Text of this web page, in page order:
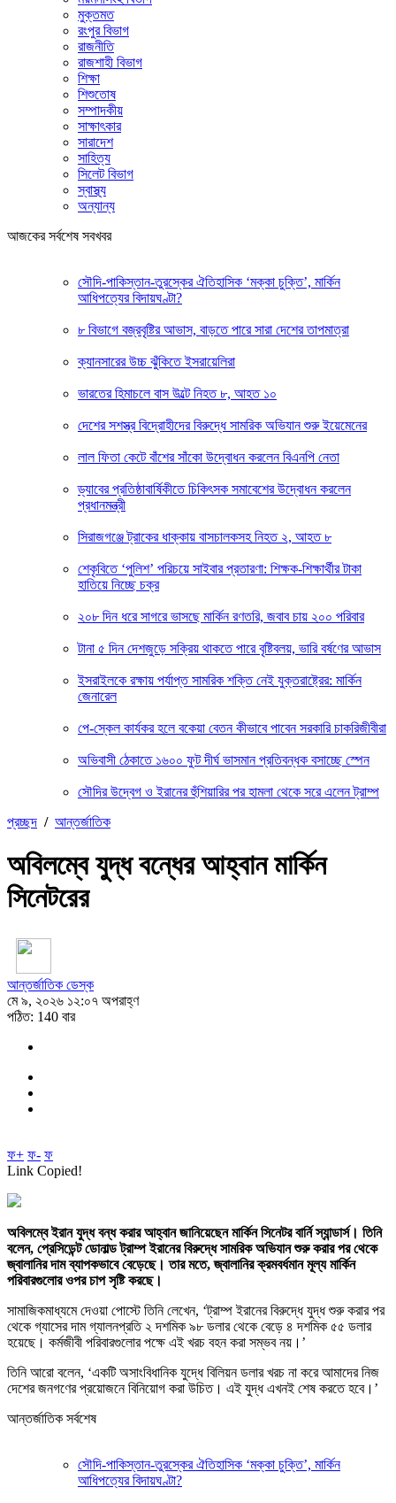
মুক্তমত
রংপুর বিভাগ
রাজনীতি
রাজশাহী বিভাগ
শিক্ষা
শিশুতোষ
সম্পাদকীয়
সাক্ষাৎকার
সারাদেশ
সাহিত্য
সিলেট বিভাগ
স্বাস্থ্য
অন্যান্য
আজকের সর্বশেষ সবখবর
সৌদি-পাকিস্তান-তুরস্কের ঐতিহাসিক ‘মক্কা চুক্তি’, মার্কিন
আধিপত্যের বিদায়ঘণ্টা?
৮ বিভাগে বজ্রবৃষ্টির আভাস, বাড়তে পারে সারা দেশের তাপমাত্রা
ক্যানসারের উচ্চ ঝুঁকিতে ইসরায়েলিরা
ভারতের হিমাচলে বাস উল্টে নিহত ৮, আহত ১০
দেশের সশস্ত্র বিদ্রোহীদের বিরুদ্ধে সামরিক অভিযান শুরু ইয়েমেনের
লাল ফিতা কেটে বাঁশের সাঁকো উদ্বোধন করলেন বিএনপি নেতা
ড্যাবের প্রতিষ্ঠাবার্ষিকীতে চিকিৎসক সমাবেশের উদ্বোধন করলেন
প্রধানমন্ত্রী
সিরাজগঞ্জে ট্রাকের ধাক্কায় বাসচালকসহ নিহত ২, আহত ৮
শেকৃবিতে ‘পুলিশ’ পরিচয়ে সাইবার প্রতারণা: শিক্ষক-শিক্ষার্থীর টাকা
হাতিয়ে নিচ্ছে চক্র
২০৮ দিন ধরে সাগরে ভাসছে মার্কিন রণতরি, জবাব চায় ২০০ পরিবার
টানা ৫ দিন দেশজুড়ে সক্রিয় থাকতে পারে বৃষ্টিবলয়, ভারি বর্ষণের আভাস
ইসরাইলকে রক্ষায় পর্যাপ্ত সামরিক শক্তি নেই যুক্তরাষ্ট্রের: মার্কিন
জেনারেল
পে-স্কেল কার্যকর হলে বকেয়া বেতন কীভাবে পাবেন সরকারি চাকরিজীবীরা
অভিবাসী ঠেকাতে ১৬০০ ফুট দীর্ঘ ভাসমান প্রতিবন্ধক বসাচ্ছে স্পেন
সৌদির উদ্বেগ ও ইরানের হুঁশিয়ারির পর হামলা থেকে সরে এলেন ট্রাম্প
প্রচ্ছদ / আন্তর্জাতিক
অবিলম্বে যুদ্ধ বন্ধের আহ্বান মার্কিন
সিনেটরের
আন্তর্জাতিক ডেস্ক
মে ৯, ২০২৬ ১২:০৭ অপরাহ্ণ
পঠিত: 140 বার
ফ+ ফ- ফ
Link Copied!
অবিলম্বে ইরান যুদ্ধ বন্ধ করার আহ্বান জানিয়েছেন মার্কিন সিনেটর বার্নি স্যান্ডার্স। তিনি
বলেন, প্রেসিডেন্ট ডোনাল্ড ট্রাম্প ইরানের বিরুদ্ধে সামরিক অভিযান শুরু করার পর থেকে
জ্বালানির দাম ব্যাপকভাবে বেড়েছে। তার মতে, জ্বালানির ক্রমবর্ধমান মূল্য মার্কিন
পরিবারগুলোর ওপর চাপ সৃষ্টি করছে।
সামাজিকমাধ্যমে দেওয়া পোস্টে তিনি লেখেন, ‘ট্রাম্প ইরানের বিরুদ্ধে যুদ্ধ শুরু করার পর
থেকে গ্যাসের দাম গ্যালনপ্রতি ২ দশমিক ৯৮ ডলার থেকে বেড়ে ৪ দশমিক ৫৫ ডলার
হয়েছে। কর্মজীবী ​​পরিবারগুলোর পক্ষে এই খরচ বহন করা সম্ভব নয়।’
তিনি আরো বলেন, ‘একটি অসাংবিধানিক যুদ্ধে বিলিয়ন ডলার খরচ না করে আমাদের নিজ
দেশের জনগণের প্রয়োজনে বিনিয়োগ করা উচিত। এই যুদ্ধ এখনই শেষ করতে হবে।’
আন্তর্জাতিক সর্বশেষ
সৌদি-পাকিস্তান-তুরস্কের ঐতিহাসিক ‘মক্কা চুক্তি’, মার্কিন
আধিপত্যের বিদায়ঘণ্টা?